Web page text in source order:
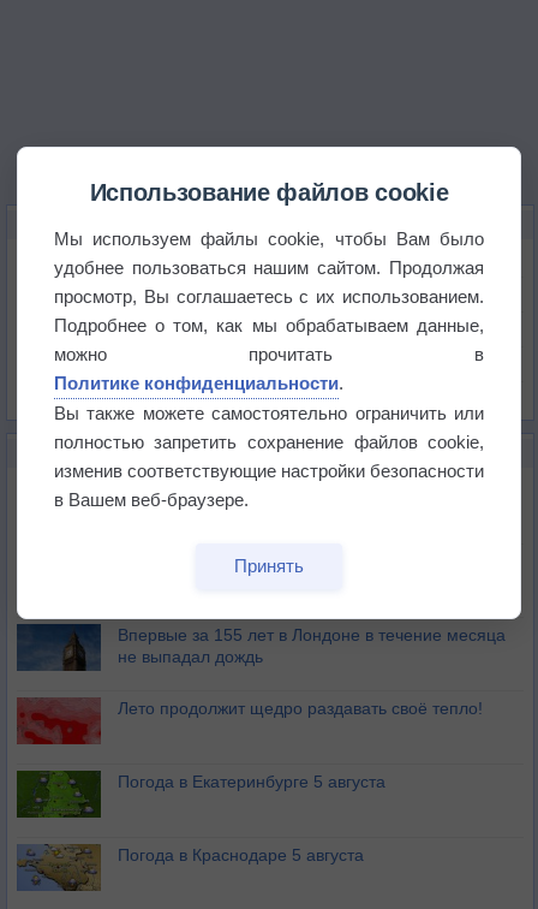
Температура
Давление
Осадки
Облачность
Список всех карт
НОВОЕ О ПОГОДЕ
Дневная температура воздуха в ОАЭ превысила
+51°
Европейские столицы бьют рекорды жары
Впервые за 155 лет в Лондоне в течение месяца
не выпадал дождь
Лето продолжит щедро раздавать своё тепло!
Погода в Екатеринбурге 5 августа
Погода в Краснодаре 5 августа
Использование файлов cookie
Мы используем файлы cookie, чтобы Вам было
удобнее пользоваться нашим сайтом. Продолжая
просмотр, Вы соглашаетесь с их использованием.
Подробнее о том, как мы обрабатываем данные,
можно прочитать в
Политике конфиденциальности.
Вы также можете самостоятельно ограничить или
полностью запретить сохранение файлов cookie,
изменив соответствующие настройки безопасности
в Вашем веб-браузере.
Принять